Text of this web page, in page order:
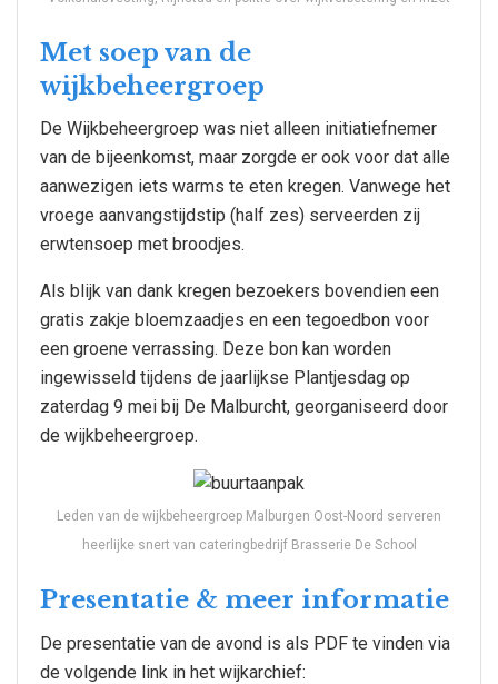
Met soep van de
wijkbeheergroep
De Wijkbeheergroep was niet alleen initiatiefnemer
van de bijeenkomst, maar zorgde er ook voor dat alle
aanwezigen iets warms te eten kregen. Vanwege het
vroege aanvangstijdstip (half zes) serveerden zij
erwtensoep met broodjes.
Als blijk van dank kregen bezoekers bovendien een
gratis zakje bloemzaadjes en een tegoedbon voor
een groene verrassing. Deze bon kan worden
ingewisseld tijdens de jaarlijkse Plantjesdag op
zaterdag 9 mei bij De Malburcht, georganiseerd door
de wijkbeheergroep.
Leden van de wijkbeheergroep Malburgen Oost-Noord serveren
heerlijke snert van cateringbedrijf Brasserie De School
Presentatie & meer informatie
De presentatie van de avond is als PDF te vinden via
de volgende link in het wijkarchief: